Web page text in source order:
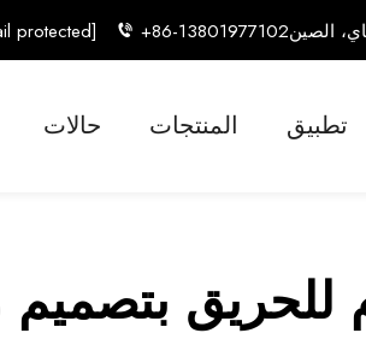
+86-13801977102
protected]
تطبيق المنتجات حالات
للحريق